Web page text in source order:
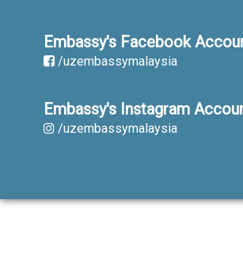
Embassy's Facebook
/uzembassymalaysia
Embassy's Instagram
/uzembassymalaysia